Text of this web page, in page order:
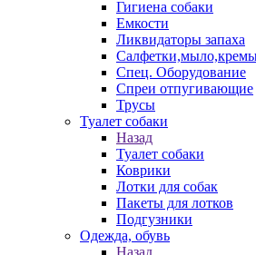
Гигиена собаки
Емкости
Ликвидаторы запаха
Спец. Оборудование
Спреи отпугивающие
Трусы
Туалет собаки
Назад
Туалет собаки
Коврики
Лотки для собак
Пакеты для лотков
Подгузники
Одежда, обувь
Назад